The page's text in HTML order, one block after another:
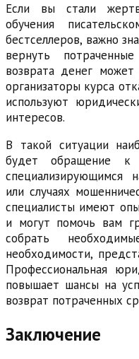
Если вы стали
обучения
бестселлеров, важно
вернуть
возврата денег
организаторы курса
используют
интересов.
В такой ситуации
будет обращение к
специализирующимся
или случаях
специалисты имеют
и могут помочь вам
собрать
необходимости,
Профессиональная
повышает шансы на
возврат потраченных
Заключение